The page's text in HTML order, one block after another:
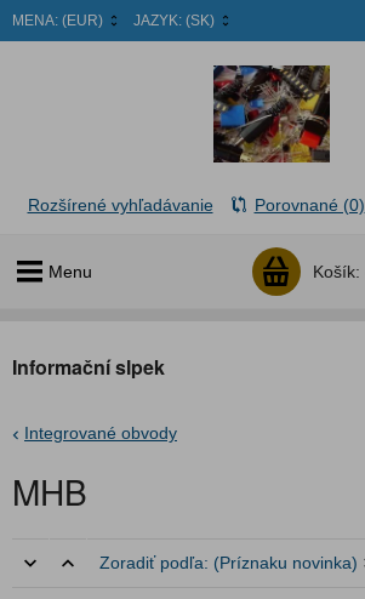
MENA: (EUR) JAZYK: (SK)
Menu Košík:
Rozšírené vyhľadávanie Porovnané (0)
Informační slpek
Integrované obvody
MHB
Zoradiť podľa: (Príznaku novinka)